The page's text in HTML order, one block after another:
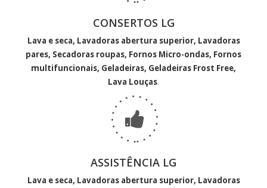
CONSERTOS LG
Lava e seca, Lavadoras abertura superior, Lavadoras
pares, Secadoras roupas, Fornos Micro-ondas, Fornos
multifuncionais, Geladeiras, Geladeiras Frost Free,
Lava Louças.
ASSISTÊNCIA LG
Lava e seca, Lavadoras abertura superior, Lavadoras